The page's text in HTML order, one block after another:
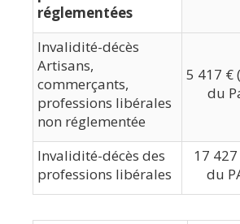
réglementées
Invalidité-décès
Artisans,
commerçants,
professions libérales
non réglementée
5 417 €
du
Invalidité-décès des
professions libérales
17 427
du